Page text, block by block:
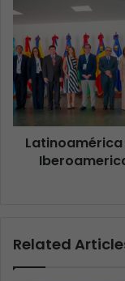
Latinoamérica
Related